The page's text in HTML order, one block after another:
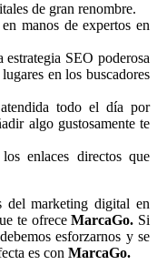
de gran renombre.
manos de expertos en
estrategia SEO poderosa
en los buscadores
todo el día por
algo gustosamente te
enlaces directos que
del marketing digital en
te ofreceMarcaGo. Si
esforzarnos y se
es con MarcaGo.